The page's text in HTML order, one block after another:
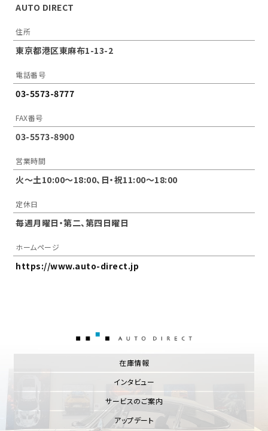
AUTO DIRECT
住所
東京都港区東麻布1-13-2
電話番号
03-5573-8777
FAX番号
03-5573-8900
営業時間
火～土10:00〜18:00、日・祝11:00～18:00
定休日
毎週月曜日・第二、第四日曜日
ホームページ
https://www.auto-direct.jp
在庫情報
インタビュー
サービスのご案内
アップデート